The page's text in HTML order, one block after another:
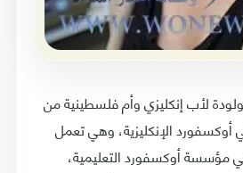
لأب إنكليزي وأم فلسطينية من
الإنكليزية، وهي تعمل
مؤسسة أوكسفورد التعليمية،